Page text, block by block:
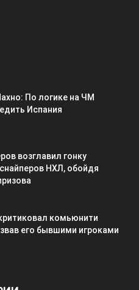
По логике на ЧМ
Испания
возглавил гонку
НХЛ, обойдя
комьюнити
его бывшими игроками